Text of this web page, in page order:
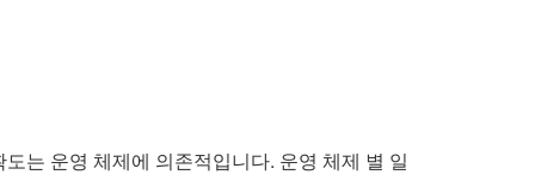
는 운영 체제에 의존적입니다. 운영 체제 별 일